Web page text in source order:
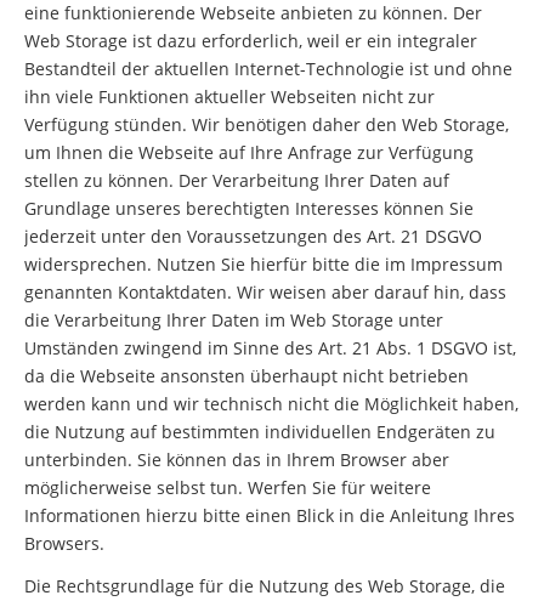
eine funktionierende Webseite anbieten zu können. Der
Web Storage ist dazu erforderlich, weil er ein integraler
Bestandteil der aktuellen Internet-Technologie ist und ohne
ihn viele Funktionen aktueller Webseiten nicht zur
Verfügung stünden. Wir benötigen daher den Web Storage,
um Ihnen die Webseite auf Ihre Anfrage zur Verfügung
stellen zu können. Der Verarbeitung Ihrer Daten auf
Grundlage unseres berechtigten Interesses können Sie
jederzeit unter den Voraussetzungen des Art. 21 DSGVO
widersprechen. Nutzen Sie hierfür bitte die im Impressum
genannten Kontaktdaten. Wir weisen aber darauf hin, dass
die Verarbeitung Ihrer Daten im Web Storage unter
Umständen zwingend im Sinne des Art. 21 Abs. 1 DSGVO ist,
da die Webseite ansonsten überhaupt nicht betrieben
werden kann und wir technisch nicht die Möglichkeit haben,
die Nutzung auf bestimmten individuellen Endgeräten zu
unterbinden. Sie können das in Ihrem Browser aber
möglicherweise selbst tun. Werfen Sie für weitere
Informationen hierzu bitte einen Blick in die Anleitung Ihres
Browsers.
Die Rechtsgrundlage für die Nutzung des Web Storage, die